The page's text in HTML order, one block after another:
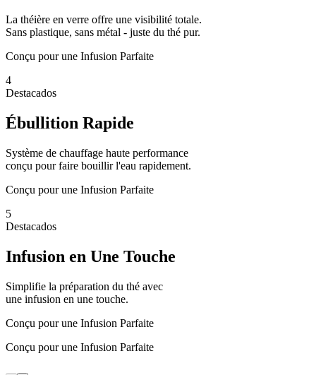
La théière en verre offre une visibilité totale.
Sans plastique, sans métal - juste du thé pur.
Conçu pour une Infusion Parfaite
4
Destacados
Ébullition Rapide
Système de chauffage haute performance
conçu pour faire bouillir l'eau rapidement.
Conçu pour une Infusion Parfaite
5
Destacados
Infusion en Une Touche
Simplifie la préparation du thé avec
une infusion en une touche.
Conçu pour une Infusion Parfaite
Conçu pour une Infusion Parfaite